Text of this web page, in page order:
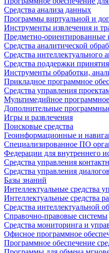
Средства анализа данных
Программы виртуальной и
Инструменты извлечения и
Предметно-
Средства аналитической
Средства интеллектуального
Средства поддержки
Инструменты обработки,
Прикладное программное
Средства управления
Мультимедийное
Дополнительные
Игры и развлечения
Поисковые средства
Геоинформационные и
Специализированное ПО
Федерации для внутреннего
Средства управления
Средства управления
Базы знаний
Интеллектуальные средства
Интеллектуальные средства
Средства интеллектуальной
Справочно-правовые системы
Средства мониторинга и
Офисное программное
Программное обеспечение